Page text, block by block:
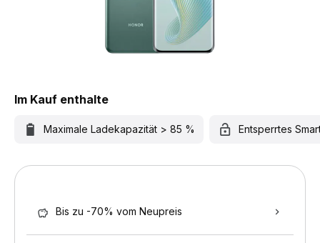
Im Kauf enthalte
Maximale Ladekapazität > 85 % Entsperrtes
Bis zu -70% vom Neupreis